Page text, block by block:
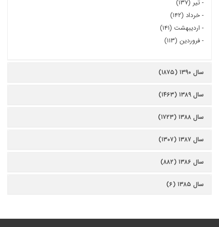
-تیر (۱۳۷)
-خرداد (۱۴۲)
- اردیبهشت (۱۴۱)
-فروردین (۱۱۳)
سال ۱۳۹۰ (۱۸۷۵)
سال ۱۳۸۹ (۱۴۶۳)
سال ۱۳۸۸ (۱۷۲۳)
سال ۱۳۸۷ (۱۳۰۷)
سال ۱۳۸۶ (۸۸۲)
سال ۱۳۸۵ (۶)